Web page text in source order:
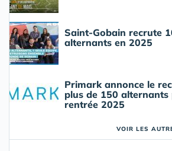
Saint-Gobain recrute
alternants en 2025
Primark annonce le
plus de 150 alternants
rentrée 2025
VOIR LES